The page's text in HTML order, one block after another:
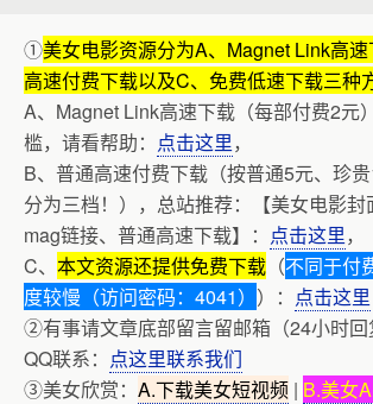
①美女电影资源分为A、Magnet Link高
高速付费下载以及C、免费低速下载三种
A、Magnet Link高速下载（每部付费2元
槛，请看帮助： 点击这里，
B、普通高速付费下载（按普通5元、珍
分为三档！），总站推荐：【美女电影封
mag链接、普通高速下载】： 点击这里，
C、 本文资源还提供免费下载 （不同于付
度较慢（访问密码：4041） ）： 点击这里
②有事请文章底部留言留邮箱（24小时
QQ联系： 点这里联系我们
③美女欣赏： A.下载美女短视频 | B.美女